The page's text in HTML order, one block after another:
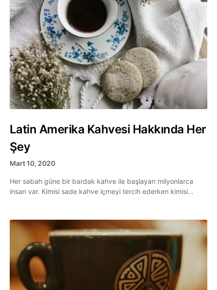
Latin Amerika Kahvesi Hakkında Her
Şey
Mart 10, 2020
Her sabah güne bir bardak kahve ile başlayan milyonlarca
insan var. Kimisi sade kahve içmeyi tercih ederken kimisi…